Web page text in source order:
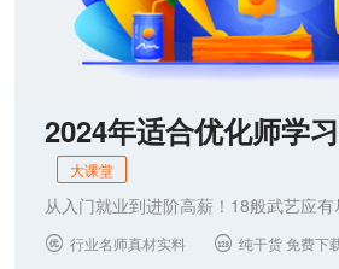
2024年适合优化师学
大课堂
从入门就业到进阶高薪！18般武艺应有
 行业名师真材实料  纯干货 免费下